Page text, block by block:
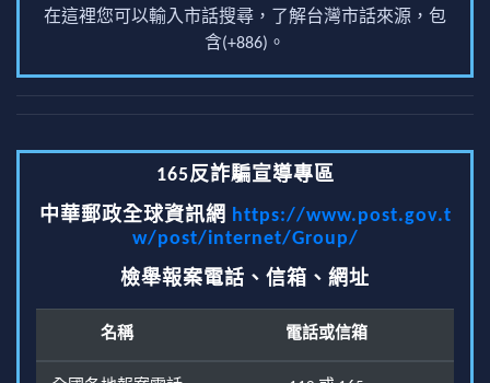
在這裡您可以輸入市話搜尋，了解台灣市話來源，包
含(+886)。
165反詐騙宣導專區
中華郵政全球資訊網 https://www.post.gov.t
w/post/internet/Group/
檢舉報案電話、信箱、網址
名稱 電話或信箱